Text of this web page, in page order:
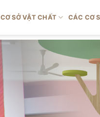
CƠ SỞ VẬT CHẤT CÁC CƠ